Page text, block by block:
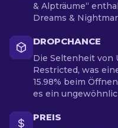
& Alpträume“
Dreams &
DROPCHANCE
Die Seltenheit von
Restricted, was
15.98% beim
es ein
PREIS